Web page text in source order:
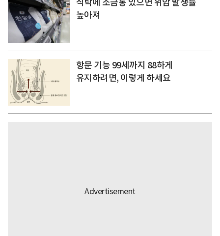
식탁에 소금통 있으면 위암 발생률
높아져
항문 기능 99세까지 88하게
유지하려면, 이렇게 하세요